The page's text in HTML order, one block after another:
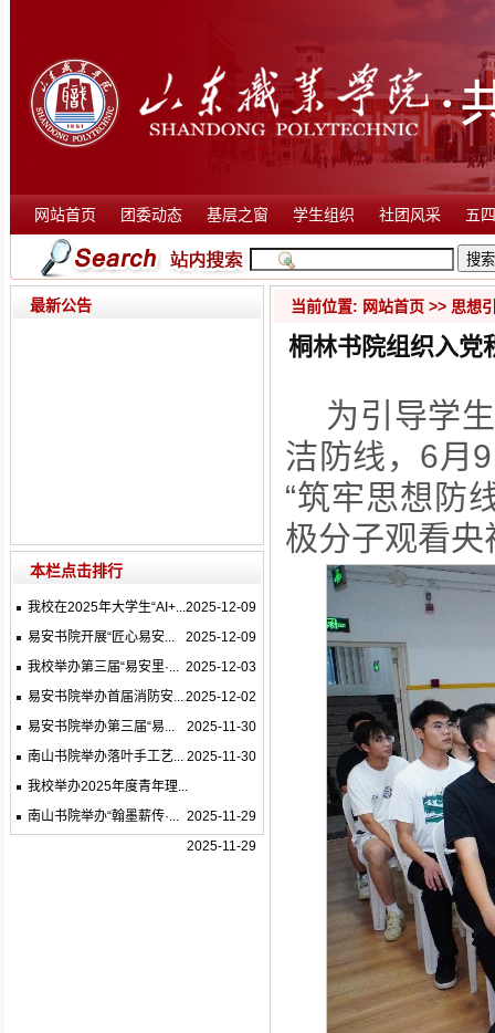
网站首页 团委动态 基层之窗 学生组织 社团风采 五
最新公告
本栏点击排行
我校在2025年大学生“AI+...2025-12-09
易安书院开展“匠心易安...
2025-12-09
我校举办第三届“易安里·... 2025-12-03
易安书院举办首届消防安...2025-12-02
易安书院举办第三届“易...
2025-11-30
南山书院举办落叶手工艺... 2025-11-30
我校举办2025年度青年理...
2025-11-29
南山书院举办“翰墨薪传·...
2025-11-29
当前位置: 网站首页 >> 思想
桐林书院组织入党
为引导学
洁防线， 6月
“筑牢思想防
极分子观看